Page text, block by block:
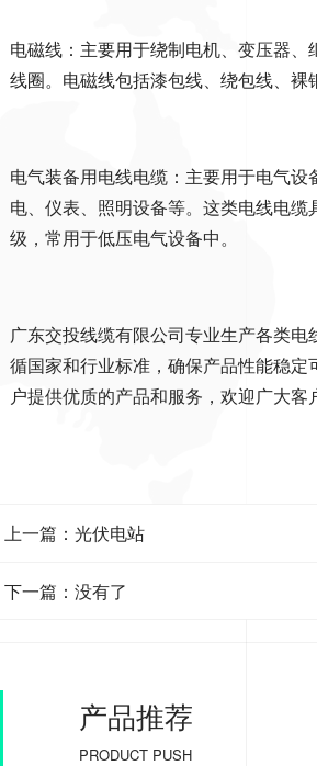
电磁线：主要用于绕制电机、变压器、
线圈。电磁线包括漆包线、绕包线、裸
电气装备用电线电缆：主要用于电气设
电、仪表、照明设备等。这类电线电缆
级，常用于低压电气设备中。
广东交投线缆有限公司专业生产各类电
循国家和行业标准，确保产品性能稳定
户提供优质的产品和服务，欢迎广大客
上一篇：光伏电站
下一篇：没有了
产品推荐
PRODUCT PUSH